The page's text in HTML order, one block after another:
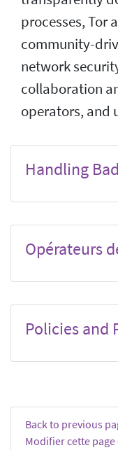
processes, Tor
community-
network
collaboration
operators, and
Handling
Opérateurs
Policies and
Back to previous
Modifier cette page